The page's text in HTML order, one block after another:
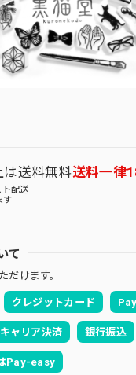
は送料無料送料一律
配送
す
て
だけます。
クレジットカード
キャリア決済 銀行振込
Pay-easy